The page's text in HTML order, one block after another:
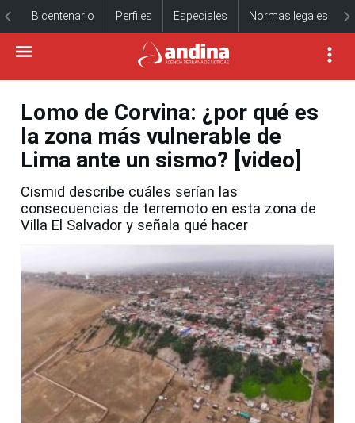
Bicentenario Perfiles Especiales Normas legales
Lomo de Corvina: ¿por qué es
la zona más vulnerable de
Lima ante un sismo? [video]
Cismid describe cuáles serían las
consecuencias de terremoto en esta zona de
Villa El Salvador y señala qué hacer